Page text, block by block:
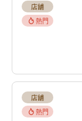
店舖
熱門
店舖
熱門